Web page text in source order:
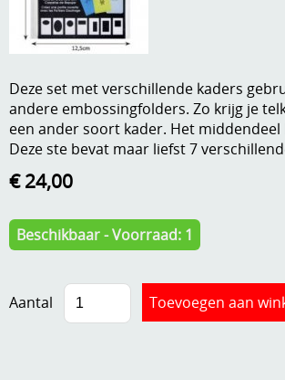
DVD-CD
Embossen
Handige extra's
Hechtingsmaterialen
Hout , MDF, kartonmateriaal, steen
Kleurmateriaal-tekenmateriaal
Kneedmateriaal
Leuke versieringen
Anders creatief
Deze set met verschillende kaders
andere embossingfolders. Zo krijg je
een ander soort kader. Het
Deze ste bevat maar liefst 7
€ 24,00
Beschikbaar - Voorraad: 1
Aantal